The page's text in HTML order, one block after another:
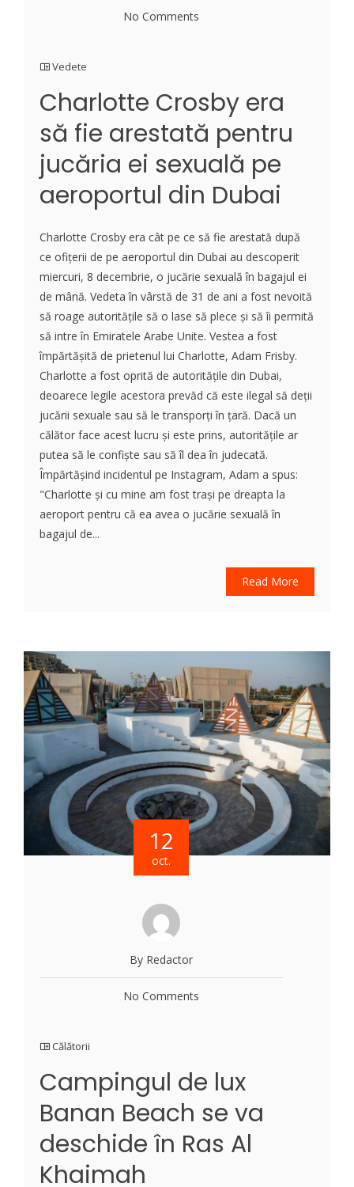
No Comments
Vedete
Charlotte Crosby era
să fie arestată pentru
jucăria ei sexuală pe
aeroportul din Dubai
Charlotte Crosby era cât pe ce să fie arestată după
ce ofițerii de pe aeroportul din Dubai au descoperit
miercuri, 8 decembrie, o jucărie sexuală în bagajul ei
de mână. Vedeta în vârstă de 31 de ani a fost nevoită
să roage autoritățile să o lase să plece și să îi permită
să intre în Emiratele Arabe Unite. Vestea a fost
împărtășită de prietenul lui Charlotte, Adam Frisby.
Charlotte a fost oprită de autoritățile din Dubai,
deoarece legile acestora prevăd că este ilegal să deții
jucării sexuale sau să le transporți în țară. Dacă un
călător face acest lucru și este prins, autoritățile ar
putea să le confiște sau să îl dea în judecată.
Împărtășind incidentul pe Instagram, Adam a spus:
"Charlotte și cu mine am fost trași pe dreapta la
aeroport pentru că ea avea o jucărie sexuală în
bagajul de...
Read More
12
oct.
By Redactor
No Comments
Călătorii
Campingul de lux
Banan Beach se va
deschide în Ras Al
Khaimah